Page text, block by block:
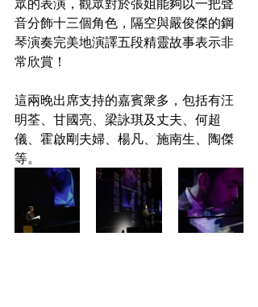
眾的表演，觀眾對於張姐能夠以一把聲
音分飾十三個角色，隔空與嚴俊傑的鋼
琴演奏完美地演譯五段精靈故事表示非
常欣賞！
這兩晚出席支持的嘉賓衆多，包括有汪
明荃、甘國亮、梁詠琪及丈夫、何超
儀、霍啟剛夫婦、楊凡、施南生、陶傑
等。